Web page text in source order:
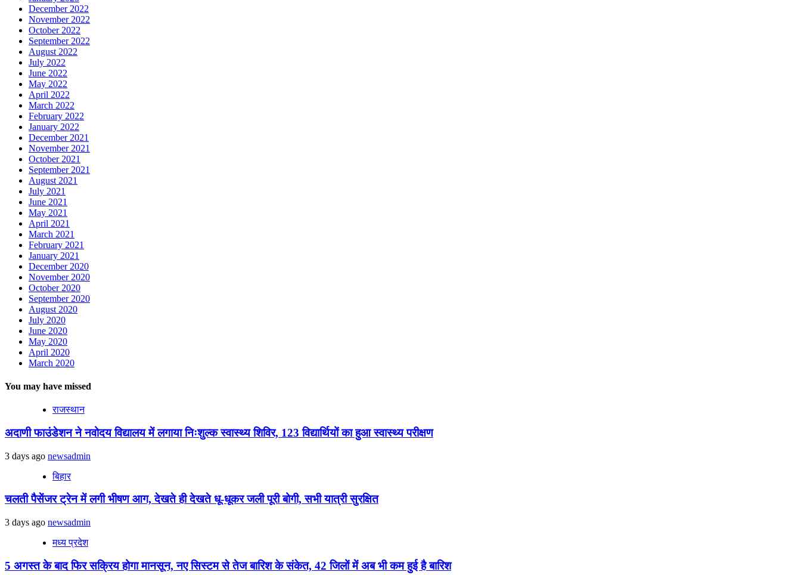
December 2022
November 2022
October 2022
September 2022
August 2022
July 2022
June 2022
May 2022
April 2022
March 2022
February 2022
January 2022
December 2021
November 2021
October 2021
September 2021
August 2021
July 2021
June 2021
May 2021
April 2021
March 2021
February 2021
January 2021
December 2020
November 2020
October 2020
September 2020
August 2020
July 2020
June 2020
May 2020
April 2020
March 2020
You may have missed
राजस्थान
अदाणी फाउंडेशन ने नवोदय विद्यालय में लगाया निःशुल्क स्वास्थ्य शिविर, 123 विद्यार्थियों का हुआ स्वास्थ्य परीक्षण
3 days ago newsadmin
बिहार
चलती पैसेंजर ट्रेन में लगी भीषण आग, देखते ही देखते धू-धूकर जली पूरी बोगी, सभी यात्री सुरक्षित
3 days ago newsadmin
मध्य प्रदेश
5 अगस्त के बाद फिर सक्रिय होगा मानसून, नए सिस्टम से तेज बारिश के संकेत, 42 जिलों में अब भी कम हुई है बारिश